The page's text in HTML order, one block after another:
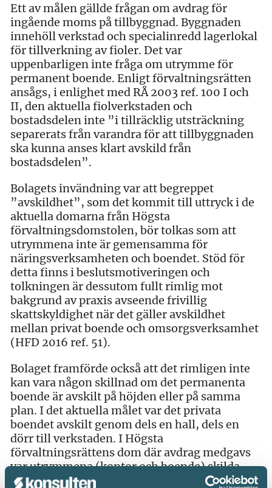
Ett av målen gällde frågan om avdrag för
ingående moms på tillbyggnad. Byggnaden
innehöll verkstad och specialinredd lagerlokal
för tillverkning av fioler. Det var
uppenbarligen inte fråga om utrymme för
permanent boende. Enligt förvaltningsrätten
ansågs, i enlighet med RÅ 2003 ref. 100 I och
II, den aktuella fiolverkstaden och
bostadsdelen inte ”i tillräcklig utsträckning
separerats från varandra för att tillbyggnaden
ska kunna anses klart avskild från
bostadsdelen”.
Bolagets invändning var att begreppet
”avskildhet”, som det kommit till uttryck i de
aktuella domarna från Högsta
förvaltningsdomstolen, bör tolkas som att
utrymmena inte är gemensamma för
näringsverksamheten och boendet. Stöd för
detta finns i beslutsmotiveringen och
tolkningen är dessutom fullt rimlig mot
bakgrund av praxis avseende frivillig
skattskyldighet när det gäller avskildhet
mellan privat boende och omsorgsverksamhet
(HFD 2016 ref. 51).
Bolaget framförde också att det rimligen inte
kan vara någon skillnad om det permanenta
boende är avskilt på höjden eller på samma
plan. I det aktuella målet var det privata
boendet avskilt genom dels en hall, dels en
dörr till verkstaden. I Högsta
förvaltningsrättens dom där avdrag medgavs
var utrymmena (kontor och boende) skilda
genom en trappa mellan olika plan.